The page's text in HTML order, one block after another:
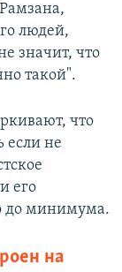
людей,
значит, что
такой".
что
если не
его
до минимума.
на